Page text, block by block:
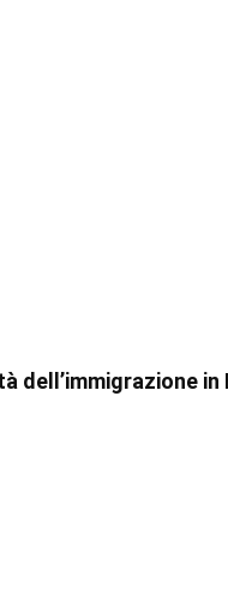
dell’immigrazione in